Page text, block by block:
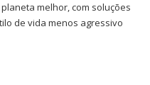
melhor, com soluções
de vida menos agressivo